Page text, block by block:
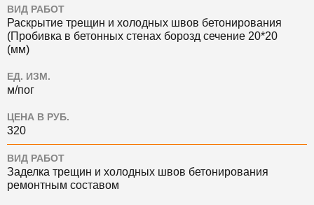
ВИД РАБОТ
Раскрытие трещин и холодных швов бетонирования
(Пробивка в бетонных стенах борозд сечение 20*20
(мм)
ЕД. ИЗМ.
м/пог
ЦЕНА В РУБ.
320
ВИД РАБОТ
Заделка трещин и холодных швов бетонирования
ремонтным составом